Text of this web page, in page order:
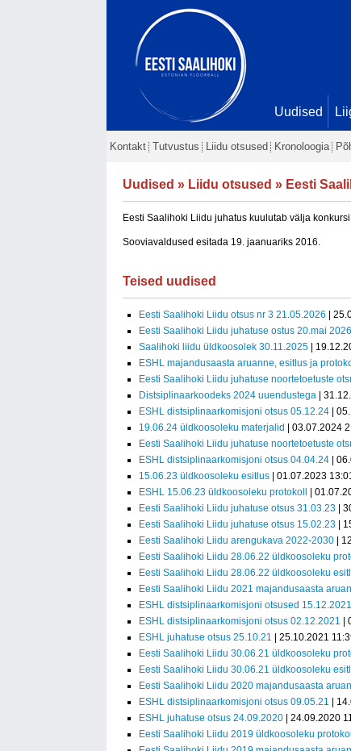
Uudised
Kontakt Tutvustus Liidu otsused Kronoloogia
Uudised » Liidu otsused » Eesti
Eesti Saalihoki Liidu juhatus kuulutab välja
Sooviavaldused esitada 19. jaanuariks 2016.
Teised uudised
Eesti Saalihoki Liidu otsus nr 3 21.05.2026 |
Eesti Saalihoki Liidu juhatuse ostus 20.mai 2026
Saalihoki liidu üldkoosolek 30.11.2025 |
ESHL majandusaasta aruanne, esitlus ja
Eesti Saalihoki Liidu juhatuse noortetoetuste
Distsiplinaarkoodeks 2024 uuendustega |
ESHL distsiplinaarkomisjoni otsus 05.12.24 |
19.06.24 üldkoosoleku materjalid
| 03.07.2024
Eesti Saalihoki Liidu juhatuse noortetoetuste
ESHL distsiplinaarkomisjoni otsus 04.04.24 |
15.06.23 üldkoosoleku esitlus | 01.07.2023
ESHL 15.06.23 üldkoosoleku protokoll
|
Eesti Saalihoki Liidu juhatuse otsus 31.03.23 |
Eesti Saalihoki Liidu juhatuse otsus 15.02.23 |
Eesti Saalihoki Liidu arengukava 2022-2030 |
Eesti Saalihoki Liidu 28.06.22 üldkoosoleku
Eesti Saalihoki Liidu 28.06.22 üldkoosoleku
Eesti Saalihoki Liidu 2021 majandusaasta
ESHL distsiplinaarkomisjoni otsused 15.12.2021
ESHL distsiplinaarkomisjoni otsus 02.12.2021 |
ESHL juhatuse otsus 25.10.21 | 25.10.2021
Eesti Saalihoki Liidu 30.06.21 üldkoosoleku
Eesti Saalihoki Liidu 30.06.21 üldkoosoleku
Eesti Saalihoki Liidu 2020 majandusaasta
ESHL distsiplinaarkomisjoni otsus 09.05.21 |
ESHL juhatuse otsus 24.09.2020 | 24.09.2020
Eesti Saalihoki Liidu 2019 üldkoosoleku protokoll